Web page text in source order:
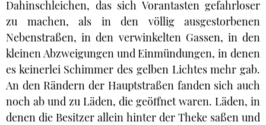
Dahinschleichen, das sich Vorantasten gefahrloser
zu machen, als in den völlig ausgestorbenen
Nebenstraßen, in den verwinkelten Gassen, in den
kleinen Abzweigungen und Einmündungen, in denen
es keinerlei Schimmer des gelben Lichtes mehr gab.
An den Rändern der Hauptstraßen fanden sich auch
noch ab und zu Läden, die geöffnet waren. Läden, in
denen die Besitzer allein hinter der Theke saßen und